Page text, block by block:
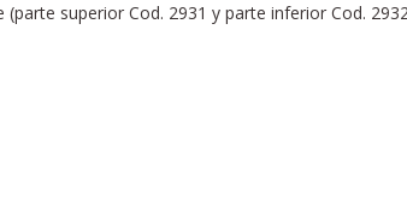
superior Cod. 2931 y parte inferior Cod.